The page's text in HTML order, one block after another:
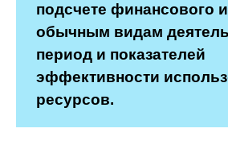
подсчете финансового
обычным видам
период и показателей
эффективности
ресурсов.